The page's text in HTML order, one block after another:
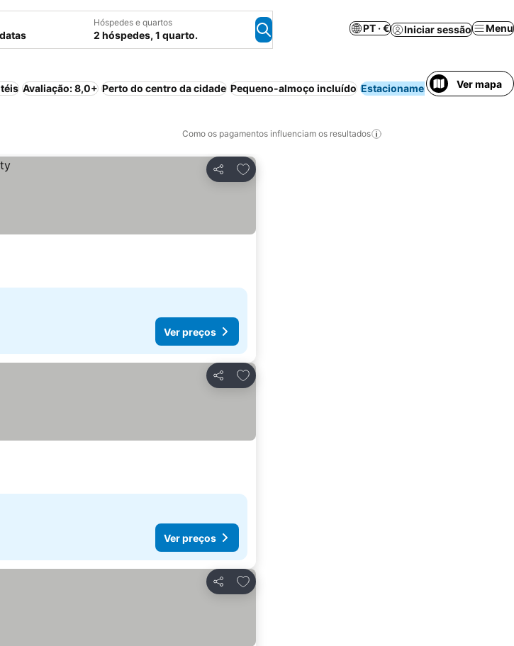
Hóspedes e quartos
2 hóspedes, 1 quarto.
PT · € Iniciar sessão Menu
Avaliação: 8,0+ Perto do centro da cidade Pequeno-almoço incluído Estacionamento Ar
Ver mapa
Como os pagamentos influenciam os resultados
Partilhar
Adicionar aos favoritos
Ver preços
Partilhar
Adicionar aos favoritos
Ver preços
Partilhar
Adicionar aos favoritos